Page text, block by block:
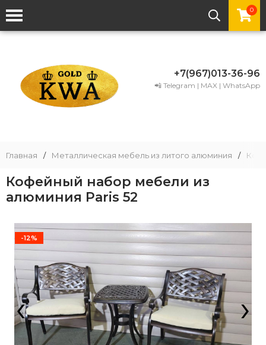
0
+7(967)013-36-96
📲 Telegram | MAX | WhatsApp
Главная / Металлическая мебель из литого алюминия /
Кофейный набор мебели из
алюминия Paris 52
-12%
‹ ›